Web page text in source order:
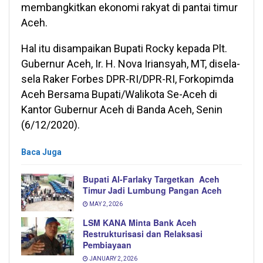
membangkitkan ekonomi rakyat di pantai timur
Aceh.
Hal itu disampaikan Bupati Rocky kepada Plt.
Gubernur Aceh, Ir. H. Nova Iriansyah, MT, disela-
sela Raker Forbes DPR-RI/DPR-RI, Forkopimda
Aceh Bersama Bupati/Walikota Se-Aceh di
Kantor Gubernur Aceh di Banda Aceh, Senin
(6/12/2020).
Baca Juga
Bupati Al-Farlaky Targetkan Aceh
Timur Jadi Lumbung Pangan Aceh
MAY 2, 2026
LSM KANA Minta Bank Aceh
Restrukturisasi dan Relaksasi
Pembiayaan
JANUARY 2, 2026